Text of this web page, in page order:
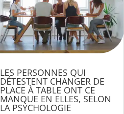
LES PERSONNES QUI
DÉTESTENT CHANGER DE
PLACE À TABLE ONT CE
MANQUE EN ELLES, SELON
LA PSYCHOLOGIE